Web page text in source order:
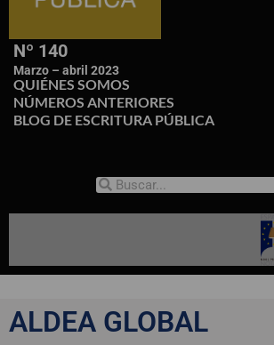
Nº 140
Marzo – abril 2023
QUIÉNES SOMOS
NÚMEROS ANTERIORES
BLOG DE ESCRITURA PÚBLICA
ALDEA GLOBAL